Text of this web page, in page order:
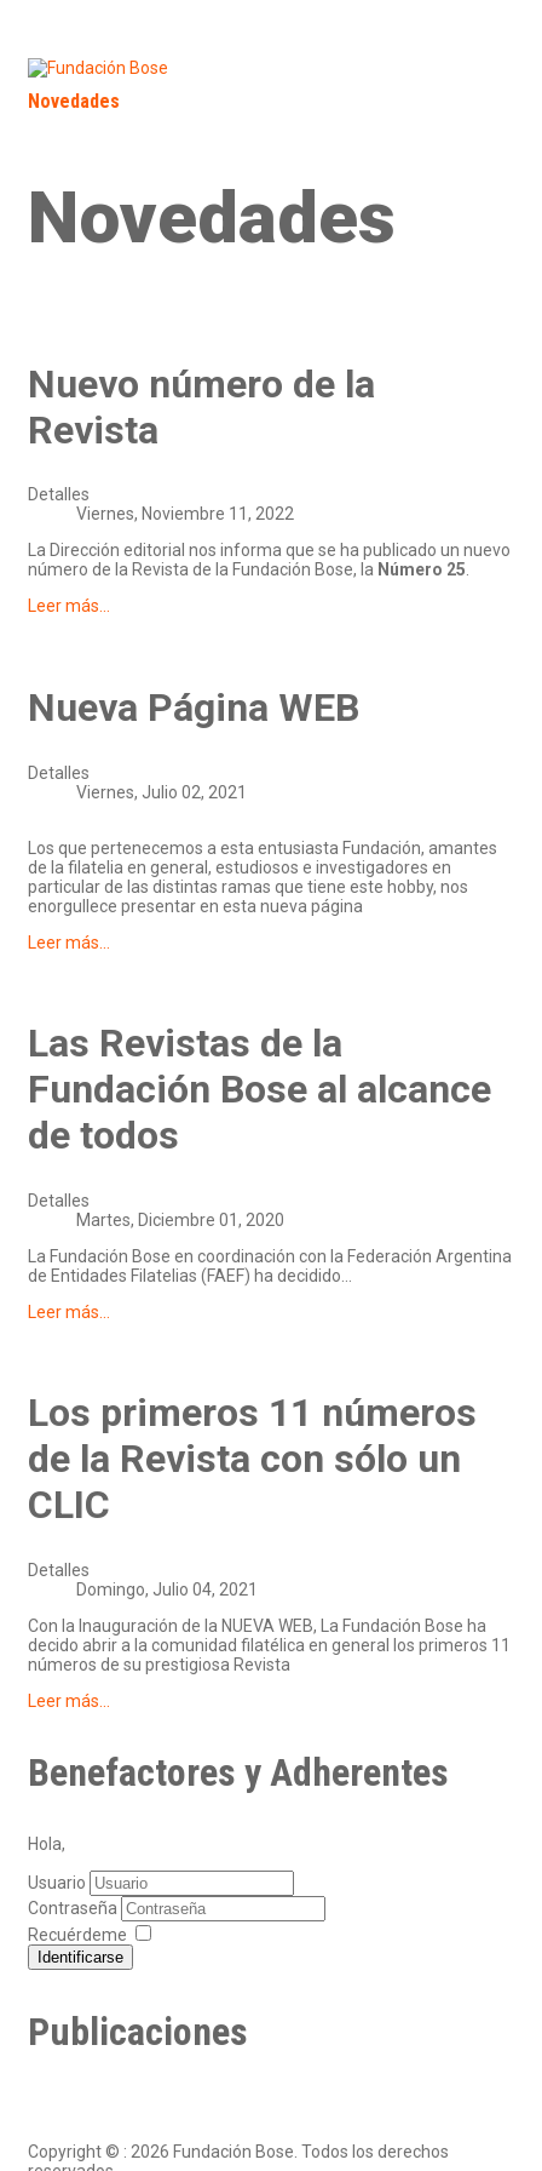
Novedades
Novedades
Nuevo número de la
Revista
Detalles
Viernes, Noviembre 11, 2022
La Dirección editorial nos informa que se ha publicado un nuevo
número de la Revista de la Fundación Bose, la Número 25.
Leer más...
Nueva Página WEB
Detalles
Viernes, Julio 02, 2021
Los que pertenecemos a esta entusiasta Fundación, amantes
de la filatelia en general, estudiosos e investigadores en
particular de las distintas ramas que tiene este hobby, nos
enorgullece presentar en esta nueva página
Leer más...
Las Revistas de la
Fundación Bose al alcance
de todos
Detalles
Martes, Diciembre 01, 2020
La Fundación Bose en coordinación con la Federación Argentina
de Entidades Filatelias (FAEF) ha decidido...
Leer más...
Los primeros 11 números
de la Revista con sólo un
CLIC
Detalles
Domingo, Julio 04, 2021
Con la Inauguración de la NUEVA WEB, La Fundación Bose ha
decido abrir a la comunidad filatélica en general los primeros 11
números de su prestigiosa Revista
Leer más...
Benefactores y Adherentes
Hola,
Usuario
Contraseña
Recuérdeme
Identificarse
Publicaciones
Copyright © : 2026 Fundación Bose. Todos los derechos